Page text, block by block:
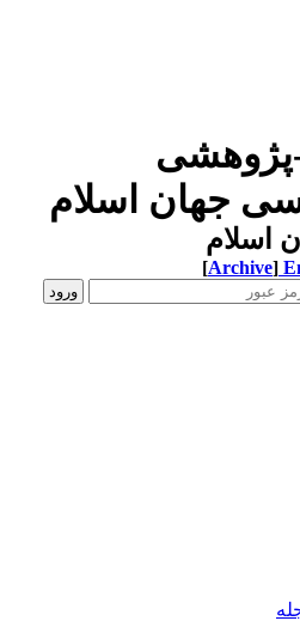
جهان اسلام
[Archive]